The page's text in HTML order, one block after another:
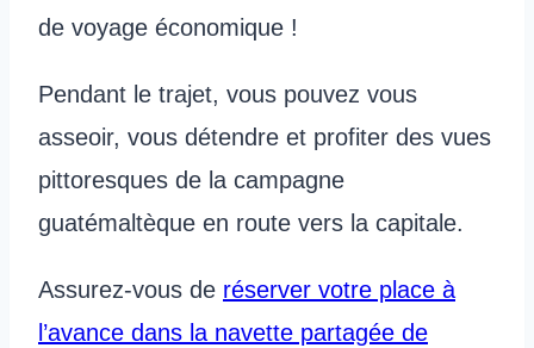
de voyage économique !
Pendant le trajet, vous pouvez vous
asseoir, vous détendre et profiter des vues
pittoresques de la campagne
guatémaltèque en route vers la capitale.
Assurez-vous de réserver votre place à
l’avance dans la navette partagée de